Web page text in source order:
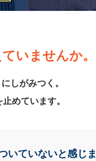
いませんか。
しがみつく。
めています。
いていないと感じま